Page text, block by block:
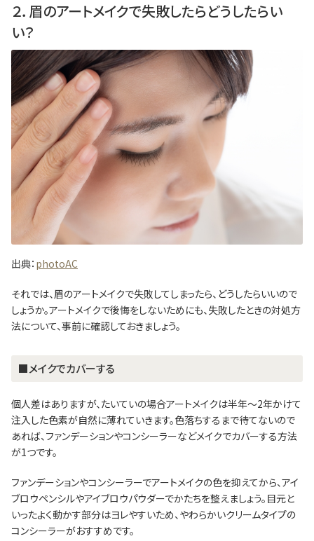
２．眉のアートメイクで失敗したらどうしたらい
い？
出典： photoAC
それでは、眉のアートメイクで失敗してしまったら、どうしたらいいので
しょうか。アートメイクで後悔をしないためにも、失敗したときの対処方
法について、事前に確認しておきましょう。
■メイクでカバーする
個人差はありますが、たいていの場合アートメイクは半年～2年かけて
注入した色素が自然に薄れていきます。色落ちするまで待てないので
あれば、ファンデーションやコンシーラーなどメイクでカバーする方法
が1つです。
ファンデーションやコンシーラーでアートメイクの色を抑えてから、アイ
ブロウペンシルやアイブロウパウダーでかたちを整えましょう。目元と
いったよく動かす部分はヨレやすいため、やわらかいクリームタイプの
コンシーラーがおすすめです。